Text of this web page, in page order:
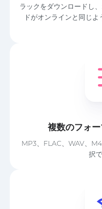
ラックをダウンロードし
ドがオンラインと同じ
複数のフォ
MP3、FLAC、WAV、
択